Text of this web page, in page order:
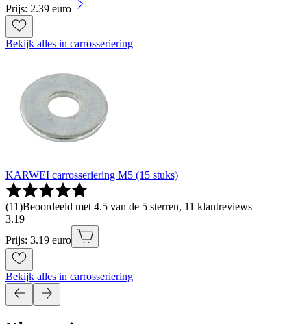
Prijs: 2.39 euro
Bekijk alles in carrosseriering
KARWEI carrosseriering M5 (15 stuks)
(11)Beoordeeld met 4.5 van de 5 sterren, 11 klantreviews
3.19
Prijs: 3.19 euro
Bekijk alles in carrosseriering